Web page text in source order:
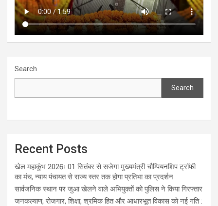
Search
Search
Recent Posts
खेल महाकुंभ 2026ः 01 सितंबर से सजेगा मुख्यमंत्री चौम्पियनशिप ट्रॉफी
का मंच, न्याय पंचायत से राज्य स्तर तक होगा प्रतिभा का प्रदर्शन
सार्वजनिक स्थान पर जुआ खेलने वाले अभियुक्तों को पुलिस ने किया गिरफ्तार
जनकल्याण, रोजगार, शिक्षा, श्रमिक हित और आधारभूत विकास को नई गति :